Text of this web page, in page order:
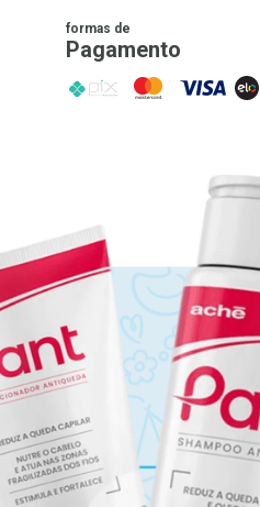
formas de
Pagamento
PIX MasterCard
VISA ELO